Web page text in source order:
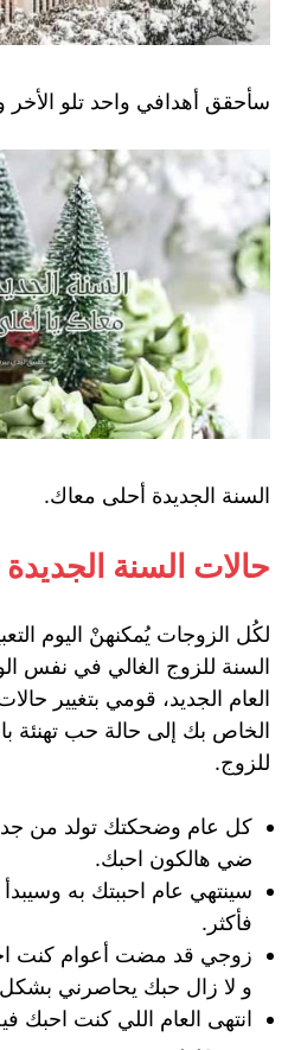
سأحقق أهدافي واحد تلو الأخر
السنة الجديدة أحلى معاك.
حالات السنة
لكُل الزوجات يُمكنهنْ اليوم
السنة للزوج الغالي في نفس
العام الجديد، قومي بتغيير
الخاص بك إلى حالة حب تهنئة
للزوج.
كل عام وضحكتك تولد من
ضي هالكون احبك.
سينتهي عام احببتك به
فأكثر.
زوجي قد مضت أعوام كنت
و لا زال حبك يحاصرني بشكل
انتهى العام اللي كنت احبك